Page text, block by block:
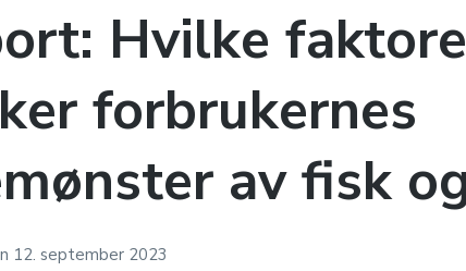
Hvilke
forbrukernes
av fisk
12. september 2023